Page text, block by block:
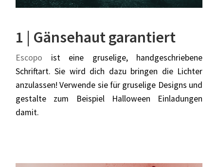
1 | Gänsehaut garantiert
Escopo ist eine gruselige, handgeschriebene
Schriftart. Sie wird dich dazu bringen die Lichter
anzulassen! Verwende sie für gruselige Designs und
gestalte zum Beispiel Halloween Einladungen
damit.